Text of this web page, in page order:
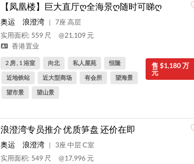
【凤凰楼】巨大直厅ღ全海景ღ随时可睇ღ
奥运 浪澄湾 |
7座 高层
实用面积: 559 尺
@21,109 元
香港置业
售 $1,180 万
元
2 房 , 1 浴室 向北 私人屋苑
恒隆
近地铁站
近大型商场 有会所
望海景
望市景
望山景
浪澄湾专员推介 优质笋盘 还价在即
奥运 浪澄湾 |
3座 中层 C室
实用面积: 549 尺
@17,996 元